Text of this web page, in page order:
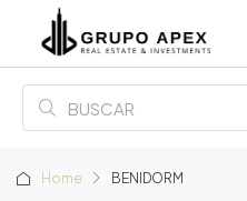
Home BENIDORM